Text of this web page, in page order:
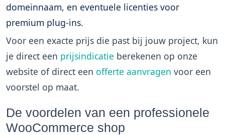
domeinnaam, en eventuele licenties voor
premium plug-ins.
Voor een exacte prijs die past bij jouw project, kun
je direct een prijsindicatie berekenen op onze
website of direct een offerte aanvragen voor een
voorstel op maat.
De voordelen van een professionele
WooCommerce shop